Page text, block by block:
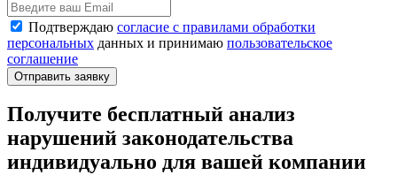
Подтверждаю согласие с правилами обработки
персональных данных и принимаю пользовательское
соглашение
Отправить заявку
Получите бесплатный анализ
нарушений законодательства
индивидуально для вашей компании